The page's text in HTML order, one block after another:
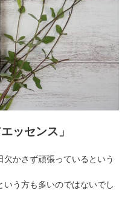
ッセンス」
かさず頑張っているという
いう方も多いのではないでし